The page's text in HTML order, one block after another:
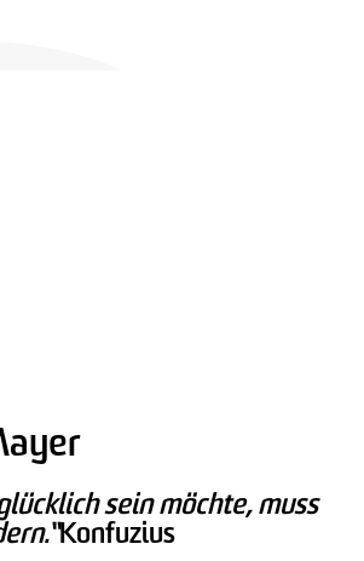
sein möchte, muss
Konfuzius